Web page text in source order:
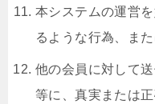
本システムの運営
るような行為、ま
他の会員に対して
等に、真実または